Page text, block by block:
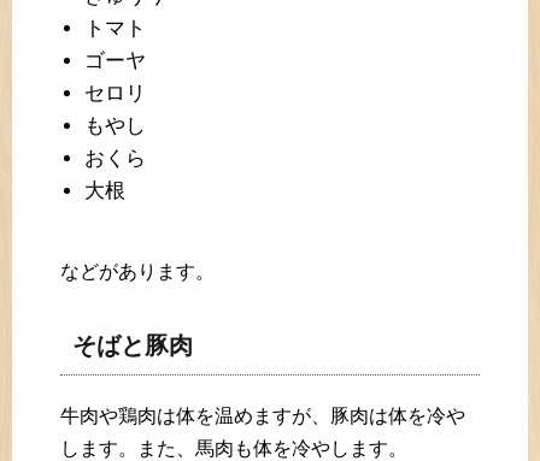
トマト
ゴーヤ
セロリ
もやし
おくら
大根
などがあります。
そばと豚肉
牛肉や鶏肉は体を温めますが、豚肉は体を冷や
します。また、馬肉も体を冷やします。